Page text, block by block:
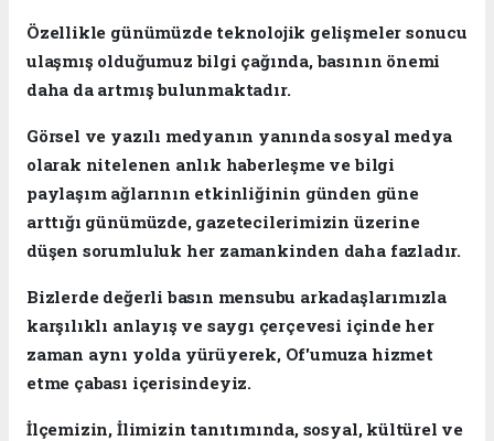
Özellikle günümüzde teknolojik gelişmeler sonucu
ulaşmış olduğumuz bilgi çağında, basının önemi
daha da artmış bulunmaktadır.
Görsel ve yazılı medyanın yanında sosyal medya
olarak nitelenen anlık haberleşme ve bilgi
paylaşım ağlarının etkinliğinin günden güne
arttığı günümüzde, gazetecilerimizin üzerine
düşen sorumluluk her zamankinden daha fazladır.
Bizlerde değerli basın mensubu arkadaşlarımızla
karşılıklı anlayış ve saygı çerçevesi içinde her
zaman aynı yolda yürüyerek, Of'umuza hizmet
etme çabası içerisindeyiz.
İlçemizin, İlimizin tanıtımında, sosyal, kültürel ve